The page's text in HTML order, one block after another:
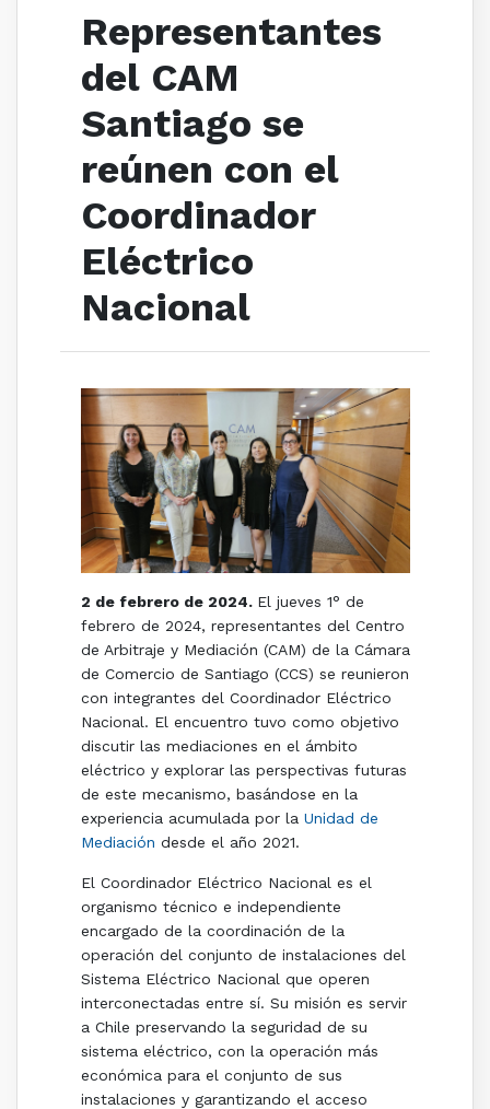
Representantes
del CAM
Santiago se
reúnen con el
Coordinador
Eléctrico
Nacional
2 de febrero de 2024. El jueves 1° de
febrero de 2024, representantes del Centro
de Arbitraje y Mediación (CAM) de la Cámara
de Comercio de Santiago (CCS) se reunieron
con integrantes del Coordinador Eléctrico
Nacional. El encuentro tuvo como objetivo
discutir las mediaciones en el ámbito
eléctrico y explorar las perspectivas futuras
de este mecanismo, basándose en la
experiencia acumulada por la Unidad de
Mediación desde el año 2021.
El Coordinador Eléctrico Nacional es el
organismo técnico e independiente
encargado de la coordinación de la
operación del conjunto de instalaciones del
Sistema Eléctrico Nacional que operen
interconectadas entre sí. Su misión es servir
a Chile preservando la seguridad de su
sistema eléctrico, con la operación más
económica para el conjunto de sus
instalaciones y garantizando el acceso